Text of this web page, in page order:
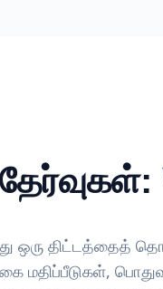
ஒரு திட்டத்தைத்
மதிப்பீடுகள்,